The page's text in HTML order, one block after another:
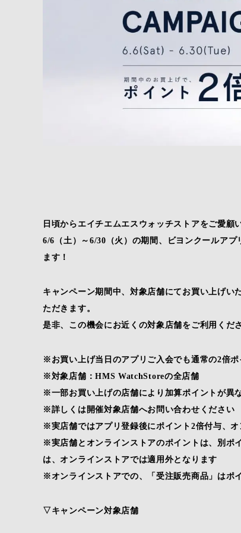
日頃からエイチエムエスウォッチストアをご愛顧
6/6（土）～6/30（火）の期間、ビヨンクールア
ます！
キャンペーン期間中、対象店舗にてお買い上げい
ただきます。
是非、この機会にお近くの対象店舗をご利用くだ
※お買い上げ当日のアプリご入会でも通常の2倍
※対象店舗：HMS WatchStoreの全店舗
※一部お買い上げの店舗により加算ポイントが異
※詳しくは開催対象店舗へお問い合わせください
※実店舗ではアプリ登録後にポイント2倍付与、
※実店舗とオンラインストアのポイントは、別ポ
は、オンラインストアでは適用外となります
※オンラインストアでの、「受注販売商品」はポ
▽キャンペーン対象店舗